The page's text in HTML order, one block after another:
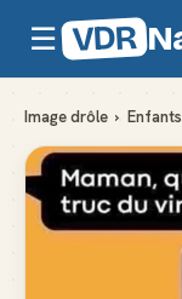
☰ VDR
Image drôle › Enfants